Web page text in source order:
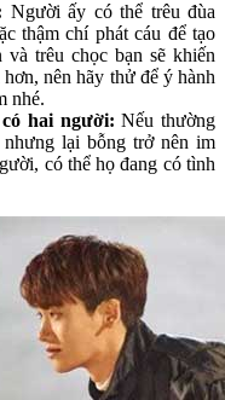
Người ấy có thể trêu đùa
thậm chí phát cáu để tạo
trêu chọc bạn sẽ khiến
nên hãy thử để ý hành
nhé.
hai người: Nếu thường
lại bỗng trở nên im
có thể họ đang có tình